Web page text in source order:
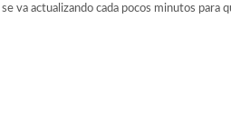
va actualizando cada pocos minutos para